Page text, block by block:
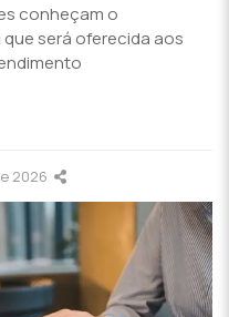
conheçam o
será oferecida aos
2026